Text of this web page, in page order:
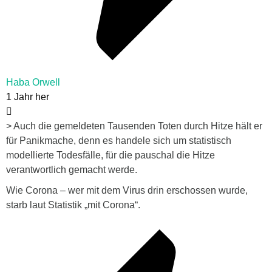
Haba Orwell
1 Jahr her
> Auch die gemeldeten Tausenden Toten durch Hitze hält er
für Panikmache, denn es handele sich um statistisch
modellierte Todesfälle, für die pauschal die Hitze
verantwortlich gemacht werde.
Wie Corona – wer mit dem Virus drin erschossen wurde,
starb laut Statistik „mit Corona“.